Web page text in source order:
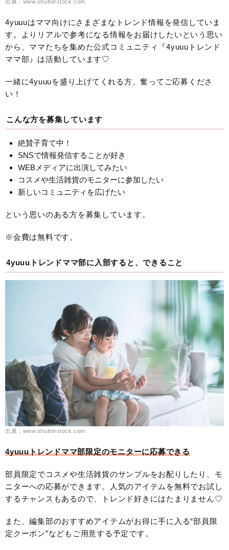
出典：www.shutterstock.com
4yuuuはママ向けにさまざまなトレンド情報を発信していま
す。よりリアルで参考になる情報をお届けしたいという思い
から、ママたちを集めた公式コミュニティ『4yuuuトレンド
ママ部』は活動しています♡
一緒に4yuuuを盛り上げてくれる方、奮ってご応募くださ
い！
こんな方を募集しています
絶賛子育て中！
SNSで情報発信することが好き
WEBメディアに出演してみたい
コスメや生活雑貨のモニターに参加したい
新しいコミュニティを広げたい
という思いのある方を募集しています。
※会費は無料です。
4yuuuトレンドママ部に入部すると、できること
出典：www.shutterstock.com
4yuuuトレンドママ部限定のモニターに応募できる
部員限定でコスメや生活雑貨のサンプルをお配りしたり、モ
ニターへの応募ができます。人気のアイテムを無料でお試し
するチャンスもあるので、トレンド好きにはたまりません♡
また、編集部のおすすめアイテムがお得に手に入る“部員限
定クーポン”などもご用意する予定です。